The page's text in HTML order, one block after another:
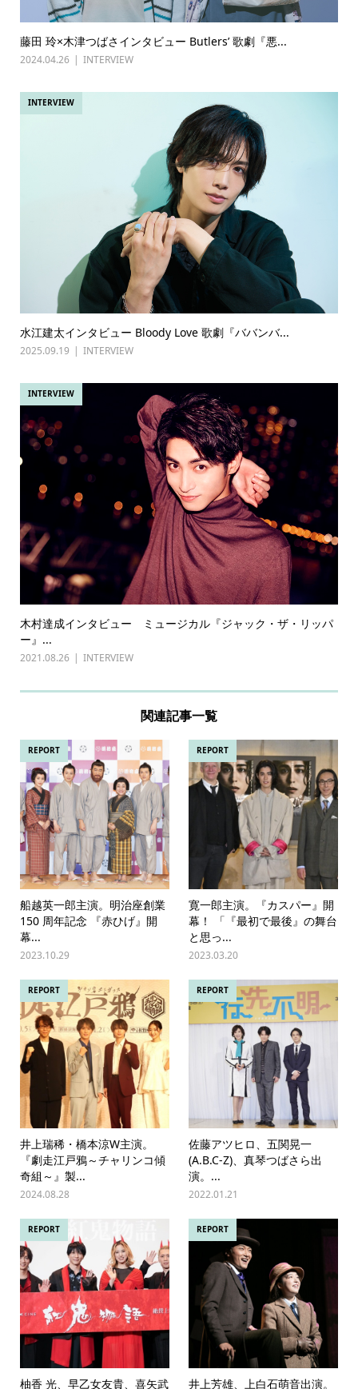
藤田 玲×木津つばさインタビュー Butlers’ 歌劇『悪...
2024.04.26 INTERVIEW
INTERVIEW
水江建太インタビュー Bloody Love 歌劇『ババンバ...
2025.09.19 INTERVIEW
INTERVIEW
木村達成インタビュー ミュージカル『ジャック・ザ・リッパ
ー』...
2021.08.26 INTERVIEW
関連記事一覧
REPORT
船越英一郎主演。明治座創業
150 周年記念 『赤ひげ』開
幕...
2023.10.29
REPORT
寛一郎主演。『カスパー』開
幕！ 「『最初で最後』の舞台
と思っ...
2023.03.20
REPORT
井上瑞稀・橋本涼W主演。
『劇走江戸鴉～チャリンコ傾
奇組～』製...
2024.08.28
REPORT
佐藤アツヒロ、五関晃一
(A.B.C-Z)、真琴つばさら出
演。...
2022.01.21
REPORT
柚香 光、早乙女友貴、喜矢武
REPORT
井上芳雄、上白石萌音出演。